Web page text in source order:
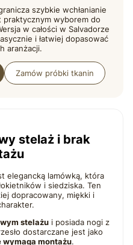
szybkie wchłanianie
praktycznym wyborem do
w całości w Salvadorze
i łatwiej dopasować
aranżacji.
Zamów próbki tkanin
stelaż i brak
elegancką lamówką, która
i siedziska. Ten
dopracowany, miękki i
stelażu i posiada nogi z
dostarczane jest jako
wymaga montażu.